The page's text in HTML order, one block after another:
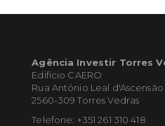
Agência Investir Torres
Edifício CAERO
Rua António Leal d'Ascensão
2560-309 Torres Vedras
Telefone: +351 261 310 418